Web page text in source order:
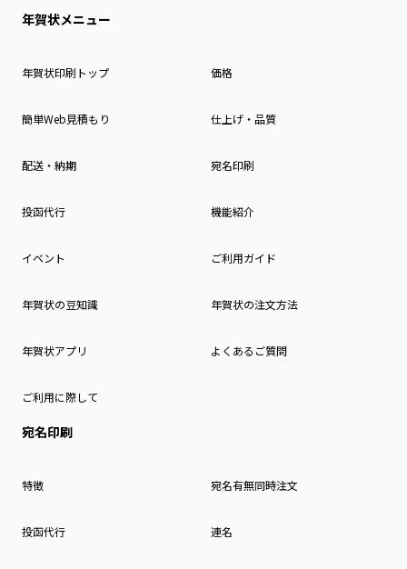
年賀状メニュー
年賀状印刷トップ 価格
簡単Web見積もり 仕上げ・品質
配送・納期 宛名印刷
投函代行 機能紹介
イベント ご利用ガイド
年賀状の豆知識 年賀状の注文方法
年賀状アプリ よくあるご質問
ご利用に際して
宛名印刷
特徴 宛名有無同時注文
投函代行 連名